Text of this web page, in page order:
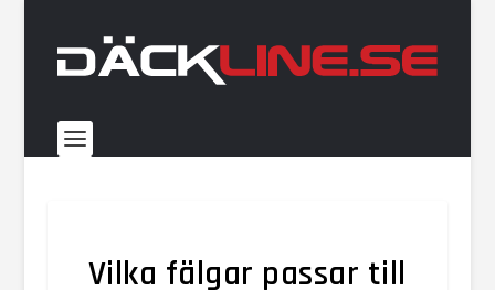
Vilka fälgar passar till